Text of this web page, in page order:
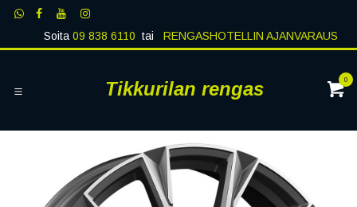
Siirry sisältöön
Soita09 838 6110 tai RENGASHOTELLIN AJANVARAUS
Tikkurilan rengas 0